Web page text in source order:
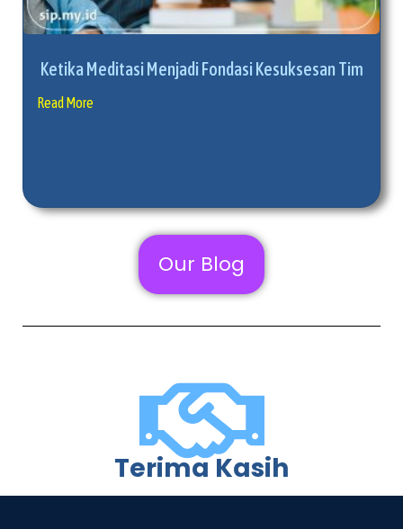
Ketika Meditasi Menjadi Fondasi Kesuksesan Tim
Read More
Our Blog
Terima Kasih